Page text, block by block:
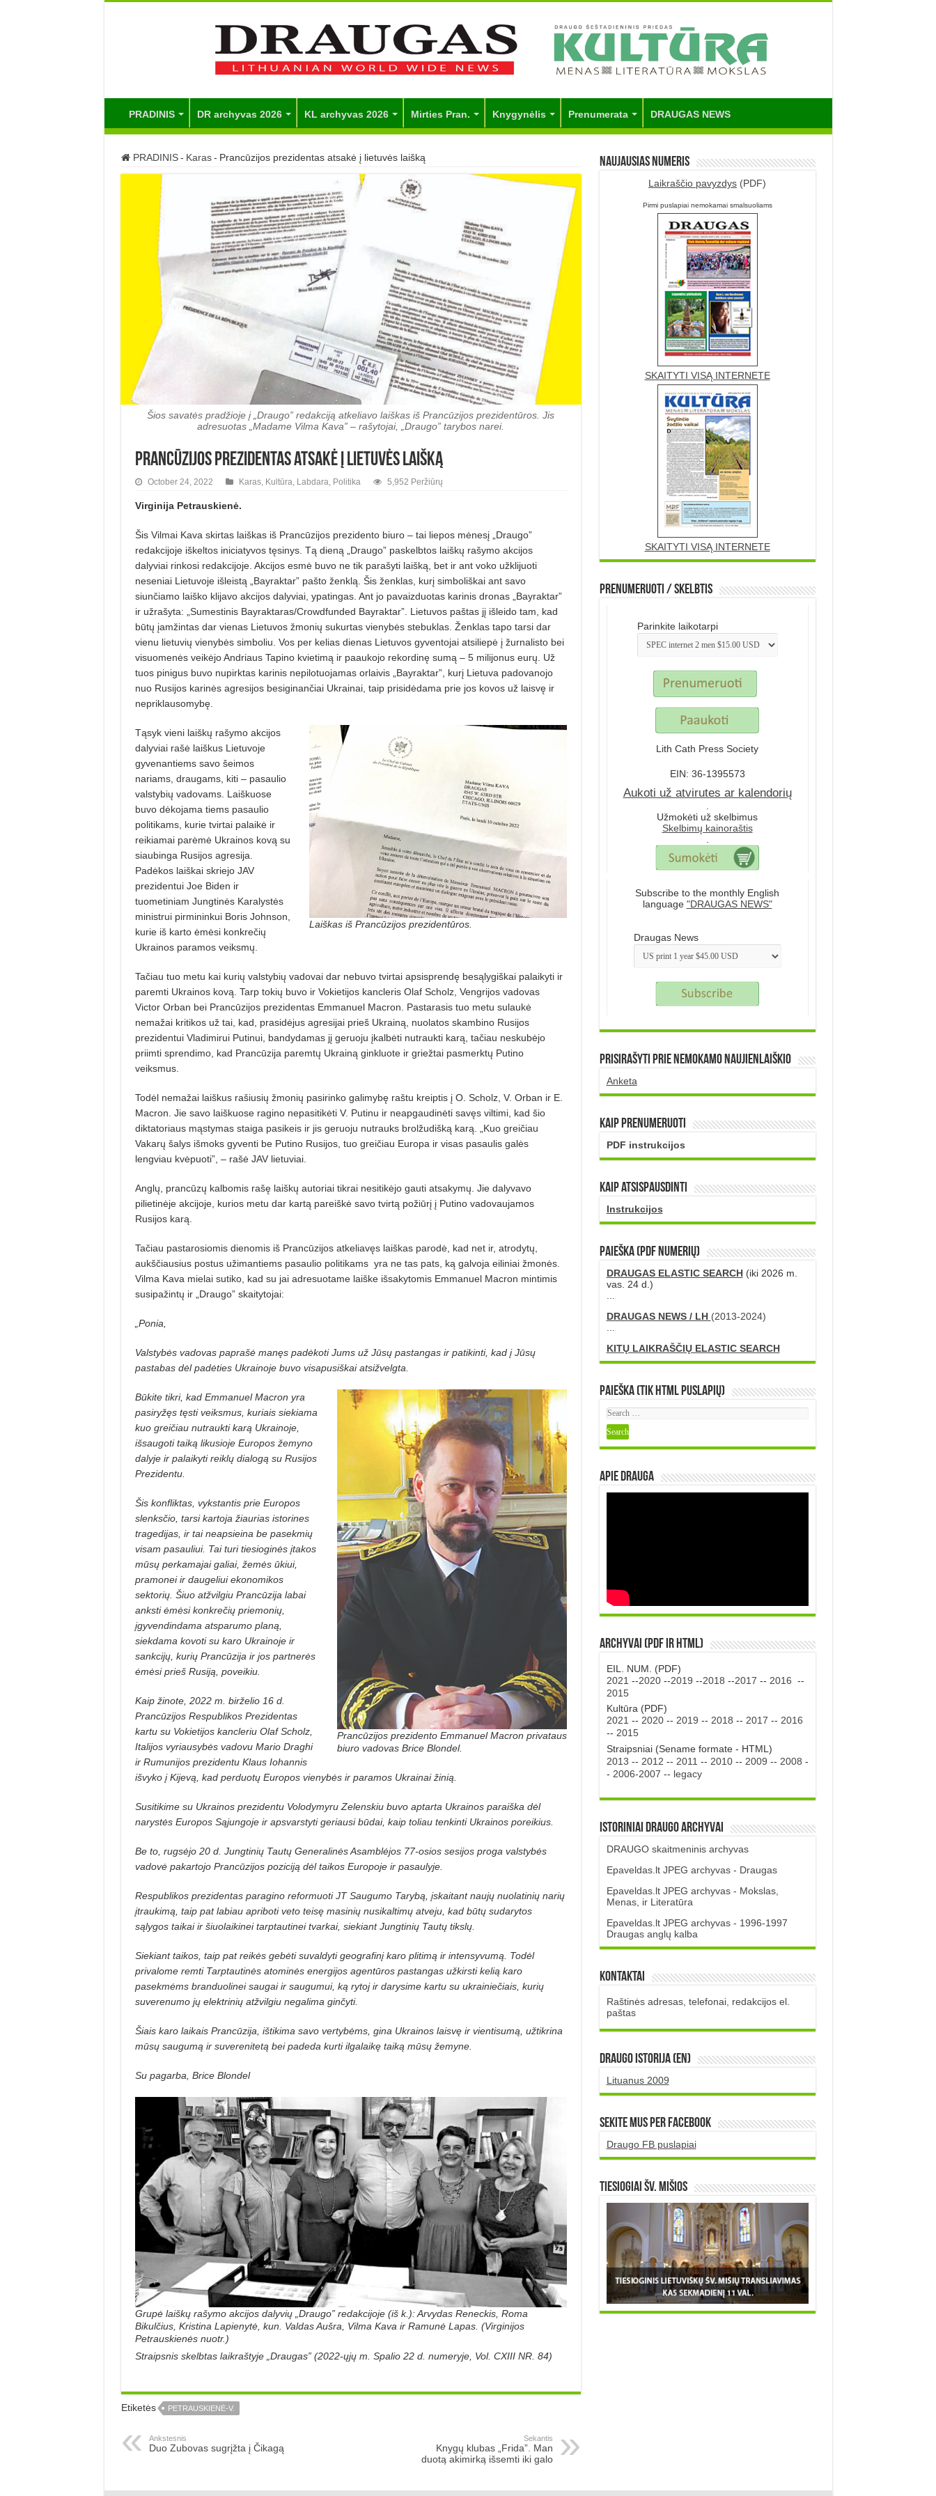
PRADINIS DR archyvas 2026 KL archyvas 2026 Mirties Pran. Knygynėlis Prenumerata DRAUGAS NEWS
PRADINIS - Karas - Prancūzijos prezidentas atsakė į lietuvės laišką
Šios savatės pradžioje į „Draugo” redakciją atkeliavo laiškas iš Prancūzijos prezidentūros. Jis
adresuotas „Madame Vilma Kava” – rašytojai, „Draugo” tarybos narei.
Prancūzijos prezidentas atsakė į lietuvės laišką
October 24, 2022 Karas, Kultūra Labdara Politika 5,952 Peržiūrų
Virginija Petrauskienė.
Šis Vilmai Kava skirtas laiškas iš Prancūzijos prezidento biuro – tai liepos mėnesį „Draugo”
redakcijoje iškeltos iniciatyvos tęsinys. Tą dieną „Draugo” paskelbtos laiškų rašymo akcijos
dalyviai rinkosi redakcijoje. Akcijos esmė buvo ne tik parašyti laišką, bet ir ant voko užklijuoti
neseniai Lietuvoje išleistą „Bayraktar” pašto ženklą. Šis ženklas, kurį simboliškai ant savo
siunčiamo laiško klijavo akci­jos dalyviai, ypatingas. Ant jo pavaizduotas karinis dronas „Bayraktar”
ir užrašyta: „Sumestinis Bayraktaras/Crowdfunded Bayraktar”. Lietuvos paš­tas jį išleido tam, kad
būtų įamžintas dar vienas Lietuvos žmonių sukurtas vienybės stebuklas. Ženklas tapo tarsi dar
vienu lietuvių vienybės simboliu. Vos per kelias dienas Lietuvos gyventojai atsiliepė į žurnalisto bei
visuomenės veikėjo Andriaus Tapino kvietimą ir paaukojo rekordinę sumą – 5 milijonus eurų. Už
tuos pinigus bu­vo nupirktas karinis nepilotuojamas orlaivis „Bayraktar”, kurį Lietuva padovanojo
nuo Rusijos karinės agresijos besiginančiai Ukrainai, taip prisidėdama prie jos kovos už laisvę ir
nepriklausomybę.
Laiškas iš Prancūzijos prezidentūros.
Tąsyk vieni laiškų rašymo akcijos
dalyviai rašė laiškus Lietuvoje
gyvenantiems savo šeimos
nariams, draugams, kiti – pasaulio
valstybių vadovams. Laiškuose
buvo dėkojama tiems pasaulio
politikams, kurie tvirtai palai­kė ir
reikiamai parėmė Ukrainos kovą su
siaubinga Rusijos agresija.
Padėkos laiškai skriejo JAV
prezidentui Joe Bi­den ir
tuometiniam Jungtinės Karalystės
ministrui pirmininkui Boris Johnson,
kurie iš karto ėmėsi konkre­čių
Ukrainos paramos veiksmų.
Tačiau tuo metu kai kurių valstybių vadovai dar nebuvo tvirtai apsispren­dę besąlygiškai palaikyti ir
paremti Ukrainos kovą. Tarp tokių buvo ir Vokietijos kancleris Olaf Scholz, Vengrijos vadovas
Victor Orban bei Prancūzijos prezidentas Emmanuel Macron. Pastarasis tuo metu sulaukė
nemažai kritikos už tai, kad, prasidėjus agresijai prieš Ukrainą, nuolatos skambino Rusijos
prezidentui Vladimirui Putinui, bandydamas jį geruoju įkalbė­ti nutraukti karą, tačiau neskubėjo
priimti sprendimo, kad Prancūzija paremtų Ukrainą ginkluote ir griežtai pasmerktų Putino
veiksmus.
Todėl nemažai laiškus rašiusių žmonių pasirinko galimybę raštu kreiptis į O. Scholz, V. Orban ir E.
Macron. Jie savo laiškuose ragino nepa­sitikėti V. Putinu ir neapgaudinėti savęs viltimi, kad šio
diktatoriaus mąstymas staiga pasikeis ir jis geruoju nutrauks brolžudišką karą. „Kuo greičiau
Vakarų šalys išmoks gyventi be Putino Rusijos, tuo greičiau Europa ir visas pasaulis galės
lengviau kvėpuoti”, – rašė JAV lietuviai.
Anglų, prancūzų kalbomis rašę laiškų autoriai tikrai nesitikėjo gauti atsakymų. Jie dalyvavo
pilietinėje akcijoje, kurios metu dar kartą pareiškė savo tvirtą požiūrį į Putino vadovauja­mos
Rusijos karą.
Tačiau pastarosiomis dienomis iš Prancūzijos atkeliavęs laiškas parodė, kad net ir, atrodytų,
aukščiausius postus užimantiems pasaulio politikams yra ne tas pats, ką galvoja eiliniai žmonės.
Vilma Kava mielai sutiko, kad su jai adresuotame laiške išsakytomis Emmanuel Macron mintimis
susipažintų ir „Draugo” skaitytojai:
„Ponia,
Valstybės vadovas paprašė manęs padėkoti Jums už Jūsų pastangas ir patikinti, kad į Jūsų
pastabas dėl padėties Ukrainoje buvo visapusiškai atsižvelg­ta.
Prancūzijos prezidento Emmanuel Macron privataus
biuro vadovas Brice Blondel.
Būkite tikri, kad Emmanuel Macron yra
pasiryžęs tęsti veiksmus, kuriais siekiama
kuo greičiau nutraukti karą Ukrainoje,
išsaugoti taiką likusioje Europos žemyno
dalyje ir palaiky­ti reiklų dialogą su Rusijos
Prezidentu.
Šis konfliktas, vykstantis prie Europos
slenksčio, tarsi kartoja žiaurias istorines
tragedijas, ir tai neapsieina be pasekmių
visam pasauliui. Tai turi tie­sioginės įtakos
mūsų perkamajai galiai, žemės ūkiui,
pramonei ir daugeliui ekonomikos
sektorių. Šiuo atžvil­giu Prancūzija labai
anksti ėmėsi konkrečių priemonių,
įgyvendindama atspa­rumo planą,
siekdama kovoti su karo Ukrainoje ir
sankcijų, kurių Prancūzija ir jos partnerės
ėmėsi prieš Rusiją, poveikiu.
Kaip žinote, 2022 m. birželio 16 d.
Prancūzijos Respublikos Prezidentas
kartu su Vokietijos kancleriu Olaf Scholz,
Italijos vyriausybės vadovu Mario Draghi
ir Rumunijos prezidentu Klaus Iohannis
išvyko į Kijevą, kad perduotų Europos vienybės ir paramos Ukrainai žinią.
Susitikime su Ukrainos prezidentu Volodymyru Zelenskiu buvo aptarta Ukrainos paraiška dėl
narystės Europos Sąjungoje ir apsvarstyti geriausi būdai, kaip toliau tenkinti Ukrainos poreikius.
Be to, rugsėjo 20 d. Jungtinių Tautų Generalinės Asamblėjos 77-osios sesijos proga valstybės
vadovė pakartojo Prancūzijos poziciją dėl taikos Europoje ir pasaulyje.
Respublikos prezidentas paragino reformuoti JT Saugumo Tarybą, įskaitant naujų nuolatinių narių
įtraukimą, taip pat labiau apriboti veto teisę masinių nusikaltimų atveju, kad būtų sudarytos
sąlygos taikai ir šiuolaikinei tarptautinei tvarkai, siekiant Jungtinių Tautų tikslų.
Siekiant taikos, taip pat reikės gebėti suvaldyti geografinį karo plitimą ir intensyvumą. Todėl
privalome remti Tarptautinės atominės energijos agentūros pastangas užkirsti kelią ka­ro
pasekmėms branduolinei saugai ir saugumui, ką rytoj ir darysime kartu su ukrainiečiais, kurių
suverenumo jų elektrinių atžvilgiu negalima ginčyti.
Šiais karo laikais Prancūzija, išti­kima savo vertybėms, gina Ukrainos laisvę ir vientisumą, užtikrina
mūsų saugumą ir suverenitetą bei padeda kurti ilgalaikę taiką mūsų žemyne.
Su pagarba, Brice Blondel
Grupė laiškų rašymo akcijos dalyvių „Draugo” redakcijoje (iš k.): Arvydas Reneckis, Roma
Bikulčius, Kristina Lapienytė, kun. Valdas Aušra, Vilma Kava ir Ramunė Lapas. (Virginijos
Petrauskienės nuotr.)
Straipsnis skelbtas laikraštyje „Draugas” (2022-ųjų m. Spalio 22 d. numeryje, Vol. CXIII NR. 84)
Etiketės PETRAUSKIENĖ-V.
Ankstesnis
Duo Zubovas sugrįžta į Čikagą
Sekantis
Knygų klubas „Frida”. Man
duotą akimirką išsemti iki galo
Naujausias numeris
Laikraščio pavyzdys (PDF)
Pirmi puslapiai nemokamai smalsuoliams
SKAITYTI VISĄ INTERNETE
SKAITYTI VISĄ INTERNETE
Prenumeruoti / Skelbtis
Parinkite laikotarpi
Lith Cath Press Society
EIN: 36-1395573
Aukoti už atvirutes ar kalendorių
.
Užmokėti už skelbimus
Skelbimų kainoraštis
.
Subscribe to the monthly English
language "DRAUGAS NEWS"
Draugas News
Prisirašyti prie nemokamo naujienlaiškio
Anketa
Kaip prenumeruoti
PDF instrukcijos
Kaip atsispausdinti
Instrukcijos
PAIEŠKA (PDF numerių)
DRAUGAS ELASTIC SEARCH(iki 2026 m.
vas. 24 d.)
...
DRAUGAS NEWS / LH (2013-2024)
...
KITŲ LAIKRAŠČIŲ ELASTIC SEARCH
Paieška (tik HTML puslapių)
Apie DRAUGA
Archyvai (PDF ir HTML)
EIL. NUM. (PDF)
2021 --2020--2019 --2018 --2017 -- 2016 --
2015
Kultūra (PDF)
2021 -- 2020-- 2019 -- 2018 -- 2017 -- 2016
-- 2015
Straipsniai (Sename formate - HTML)
2013 -- 2012 -- 2011 -- 2010-- 2009 -- 2008 -
- 2006-2007 -- legacy
Istoriniai DRAUGO Archyvai
DRAUGO skaitmeninis archyvas
Epaveldas.lt JPEG archyvas - Draugas
Epaveldas.lt JPEG archyvas - Mokslas,
Menas, ir Literatūra
Epaveldas.lt JPEG archyvas - 1996-1997
Draugas anglų kalba
Kontaktai
Raštinės adresas, telefonai, redakcijos el.
paštas
DRAUGO istorija (EN)
Lituanus 2009
Sekite mus per Facebook
Draugo FB puslapiai
TIESIOGIAI šv. MIŠIOS